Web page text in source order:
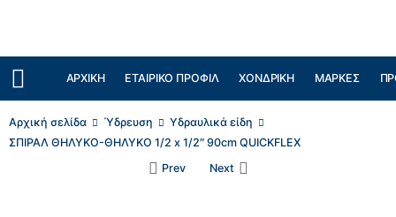
ΑΡΧΙΚΉ ΕΤΑΙΡΙΚΌ ΠΡΟΦΊΛ ΧΟΝΔΡΙΚΉ ΜΆΡΚΕΣ
Αρχική σελίδα Ύδρευση
Υδραυλικά είδη
ΣΠΙΡΑΛ ΘΗΛΥΚΟ-ΘΗΛΥΚΟ 1/2 x 1/2″ 90cm QUICKFLEX
Prev
Next